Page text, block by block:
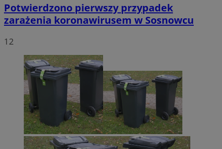
Potwierdzono pierwszy przypadek
zarażenia koronawirusem w Sosnowcu
12